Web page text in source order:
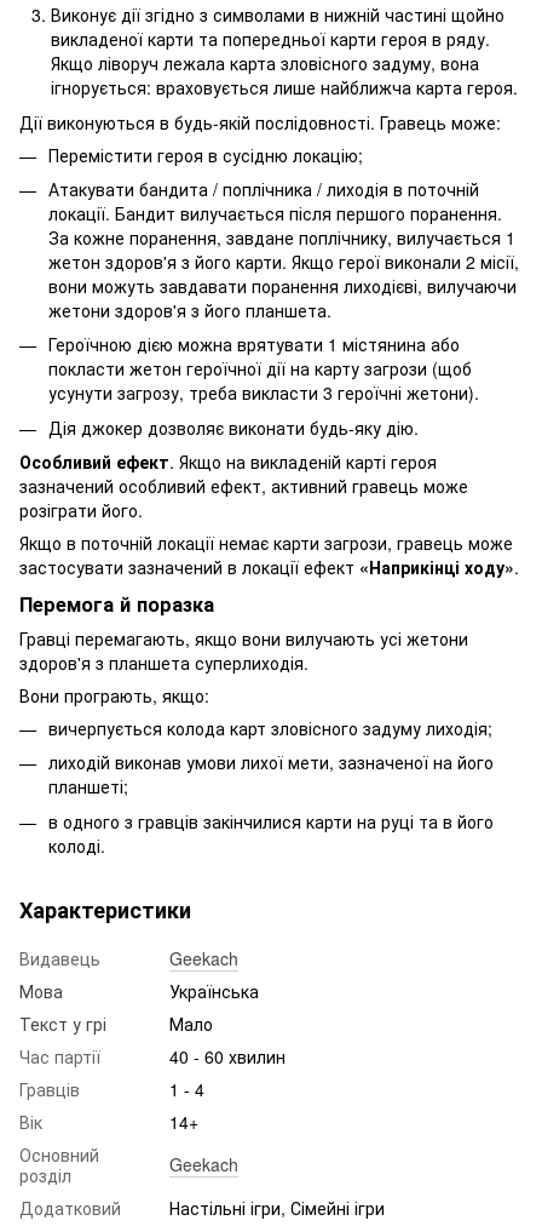
Виконує дії згідно з символами в нижній частині щойно
викладеної карти та попередньої карти героя в ряду.
Якщо ліворуч лежала карта зловісного задуму, вона
ігнорується: враховується лише найближча карта героя.
Дії виконуються в будь-якій послідовності. Гравець може:
Перемістити героя в сусідню локацію;
Атакувати бандита / поплічника / лиходія в поточній
локації. Бандит вилучається після першого поранення.
За кожне поранення, завдане поплічнику, вилучається 1
жетон здоров'я з його карти. Якщо герої виконали 2 місії,
вони можуть завдавати поранення лиходієві, вилучаючи
жетони здоров'я з його планшета.
Героїчною дією можна врятувати 1 містянина або
покласти жетон героїчної дії на карту загрози (щоб
усунути загрозу, треба викласти 3 героїчні жетони).
Дія джокер дозволяє виконати будь-яку дію.
Особливий ефект. Якщо на викладеній карті героя
зазначений особливий ефект, активний гравець може
розіграти його.
Якщо в поточній локації немає карти загрози, гравець може
застосувати зазначений в локації ефект «Наприкінці ходу».
Перемога й поразка
Гравці перемагають, якщо вони вилучають усі жетони
здоров'я з планшета суперлиходія.
Вони програють, якщо:
вичерпується колода карт зловісного задуму лиходія;
лиходій виконав умови лихої мети, зазначеної на його
планшеті;
в одного з гравців закінчилися карти на руці та в його
колоді.
Характеристики
Видавець
Geekach
Мова
Українська
Текст у грі
Мало
Час партії
40 - 60 хвилин
Гравців
1 - 4
Вік
14+
Основний
розділ
Geekach
Додатковий
Настільні ігри, Сімейні ігри